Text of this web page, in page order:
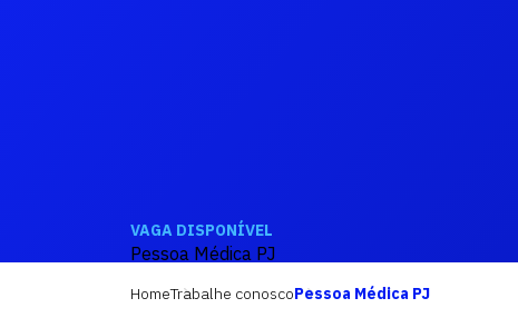
VAGA DISPONÍVEL
Pessoa Médica PJ
HomeTrabalhe conoscoPessoa Médica PJ